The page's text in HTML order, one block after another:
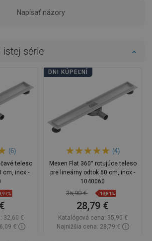
Napísať názory
istej série
(6)
teleso
cm, inox -
32,60 €
€
DNI KÚPEĽNÍ
(4)
Mexen Flat 360° rotujúce teleso
pre lineárny odtok 60 cm, inox -
1040060
35,90 € -19,81%
28,79 €
Katalógová cena: 35,90 €
Najnižšia cena: 28,79 €